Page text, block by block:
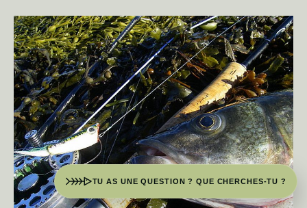
TU AS UNE QUESTION ? QUE CHERCHES-TU ?